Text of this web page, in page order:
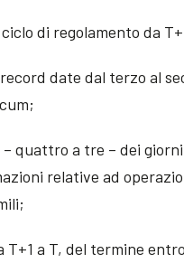
di regolamento da
record date dal terzo al
– quattro a tre – dei
relative ad
T+1 a T, del termine